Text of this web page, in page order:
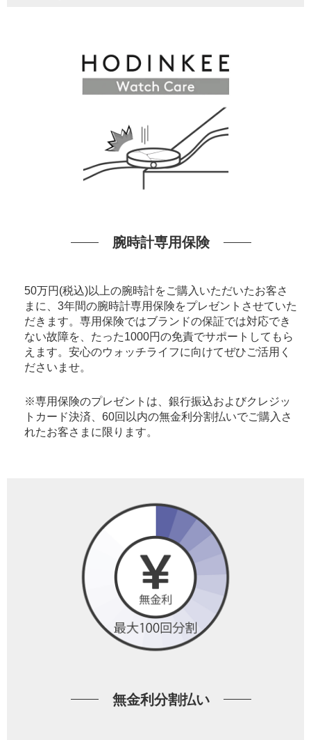
腕時計専用保険
50万円(税込)以上の腕時計をご購入いただいたお客さ
まに、3年間の腕時計専用保険をプレゼントさせていた
だきます。専用保険ではブランドの保証では対応でき
ない故障を、たった1000円の免責でサポートしてもら
えます。安心のウォッチライフに向けてぜひご活用く
ださいませ。
※専用保険のプレゼントは、銀行振込およびクレジッ
トカード決済、60回以内の無金利分割払いでご購入さ
れたお客さまに限ります。
無金利分割払い